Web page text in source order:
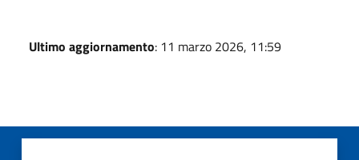
Ultimo aggiornamento: 11 marzo 2026, 11:59